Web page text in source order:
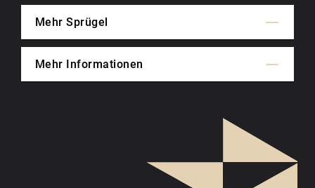
Mehr Sprügel
Mehr Informationen